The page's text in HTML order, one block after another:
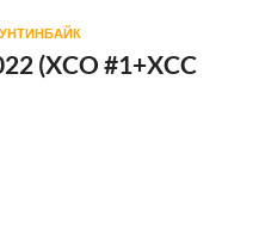
(XCO #1+XCC